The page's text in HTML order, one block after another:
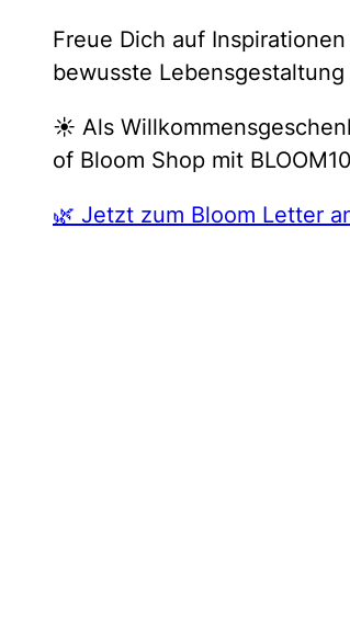
Freue Dich auf
bewusste
☀️ Als
of Bloom Shop mit
🌿 Jetzt zum Bloom Letter